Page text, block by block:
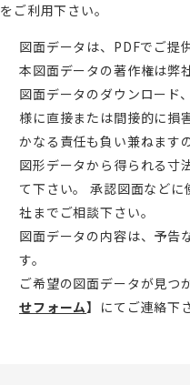
をご利用下さい。
図面データは、PDFでご提
本図面データの著作権は弊
図面データのダウンロード
様に直接または間接的に損
かなる責任も負い兼ねます
図形データから得られる寸
て下さい。 承認図面など
社までご相談下さい。
図面データの内容は、予告
す。
ご希望の図面データが見つ
せフォーム】 にてご連絡下